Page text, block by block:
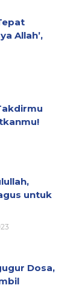
Allah’,
untuk
Dosa,